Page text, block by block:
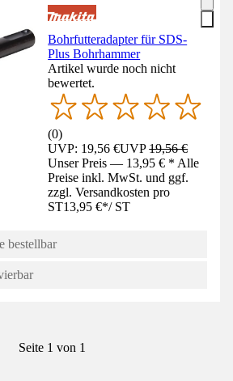
Bohrfutteradapter für SDS-
Plus Bohrhammer
Artikel wurde noch nicht
bewertet.
(0)
UVP: 19,56 €UVP19,56 €
Unser Preis — 13,95 € * Alle
Preise inkl. MwSt. und ggf.
zzgl. Versandkosten pro
ST13,95 €*/ ST
bestellbar
Seite 1 von 1